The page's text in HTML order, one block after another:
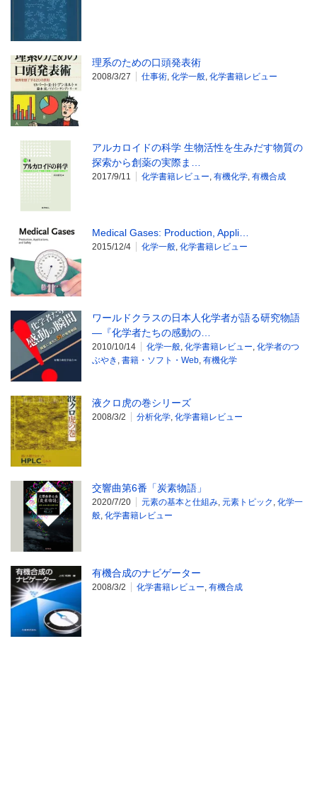
理系のための口頭発表術
2008/3/27 仕事術, 化学一般, 化学書籍レビュー
アルカロイドの科学 生物活性を生みだす物質の
探索から創薬の実際ま…
2017/9/11 化学書籍レビュー, 有機化学, 有機合成
Medical Gases: Production, Appli…
2015/12/4 化学一般, 化学書籍レビュー
ワールドクラスの日本人化学者が語る研究物語
―『化学者たちの感動の…
2010/10/14 化学一般, 化学書籍レビュー, 化学者のつ
ぶやき , 書籍・ソフト・Web, 有機化学
液クロ虎の巻シリーズ
2008/3/2 分析化学, 化学書籍レビュー
交響曲第6番「炭素物語」
2020/7/20 元素の基本と仕組み, 元素トピック , 化学一
般, 化学書籍レビュー
有機合成のナビゲーター
2008/3/2 化学書籍レビュー, 有機合成